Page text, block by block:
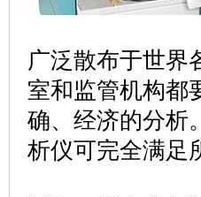
广泛散布于世界
室和监管机构都
确、经济的分析
析仪可完全满足